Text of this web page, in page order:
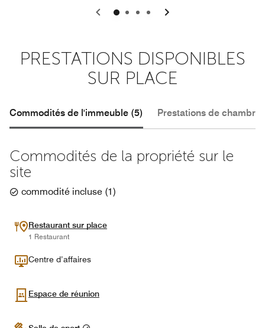
0 1 2 3
PRESTATIONS DISPONIBLES
SUR PLACE
Commodités de l'immeuble (5) Prestations de chambre
Commodités de la propriété sur le
site
commodité incluse (1)
Restaurant sur place
1 Restaurant
Centre d’affaires
Espace de réunion